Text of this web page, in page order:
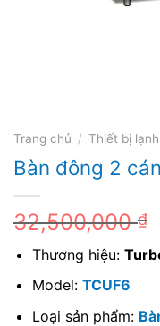
Trang chủ / Thiết bị lạnh
Bàn đông 2
32,500,000₫
Thương hiệu:
Model: TCUF6
Loại sản phẩm: